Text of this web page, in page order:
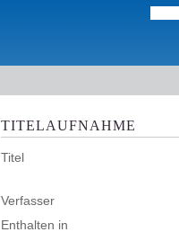
TITELAUFNAHME
Titel
Verfasser
Enthalten in